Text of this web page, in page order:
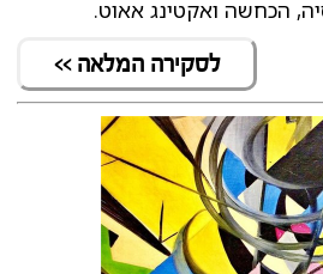
הכחשה ואקטינג אאוט.
לסקירה המלאה >>